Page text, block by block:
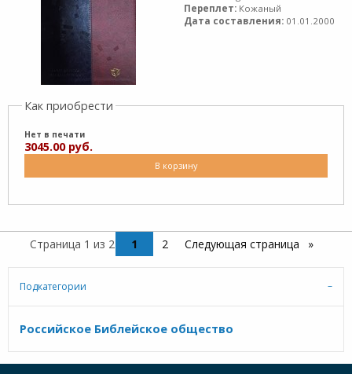
Переплет: Кожаный
Дата составления: 01.01.2000
Как приобрести
Нет в печати
3045.00 руб.
В корзину
Страница 1 из 2 1 2 Следующая страница
Подкатегории
Российское Библейское общество